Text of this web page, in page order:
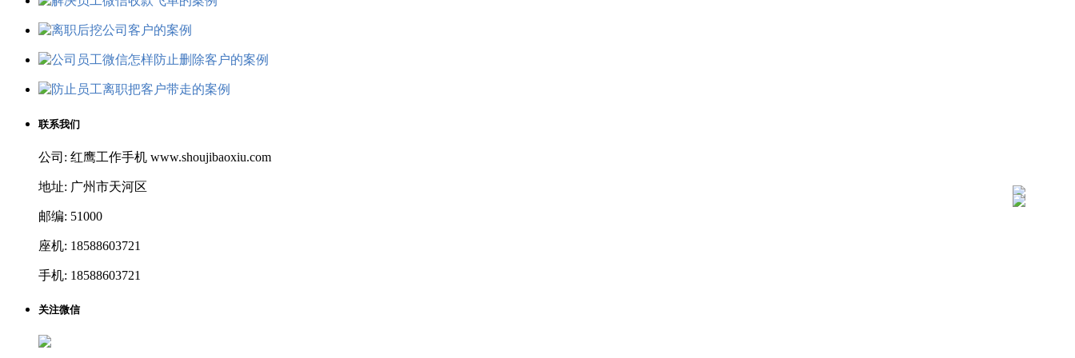
联系我们
公司: 红鹰工作手机 www.shoujibaoxiu.com
地址: 广州市天河区
邮编: 51000
座机: 18588603721
手机: 18588603721
关注微信